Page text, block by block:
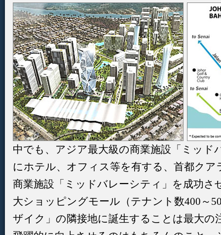
中でも、アジア最大級の商業施設「ミッド
にホテル、オフィス等を有する、首都ク
商業施設「ミッドバレーシティ」を成功さ
大ショッピングモール（テナント数400～
ザイク」の隣接地に誕生することは最大の